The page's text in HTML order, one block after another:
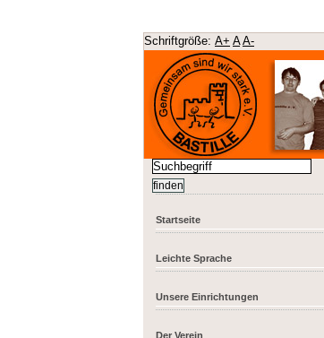
Schriftgröße: A+ A A-
Startseite
Leichte Sprache
Unsere Einrichtungen
Der Verein